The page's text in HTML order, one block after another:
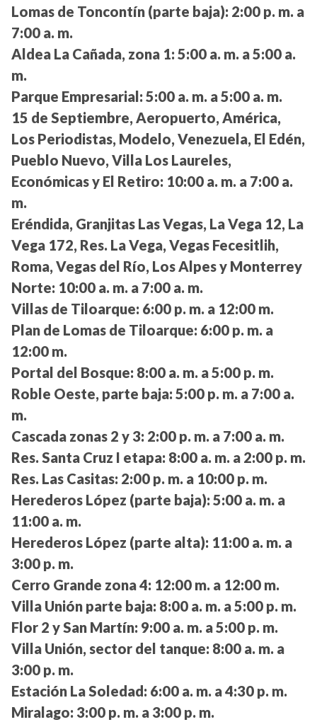
Lomas de Toncontín (parte baja): 2:00 p. m. a
7:00 a. m.
Aldea La Cañada, zona 1: 5:00 a. m. a 5:00 a.
m.
Parque Empresarial: 5:00 a. m. a 5:00 a. m.
15 de Septiembre, Aeropuerto, América,
Los Periodistas, Modelo, Venezuela, El Edén,
Pueblo Nuevo, Villa Los Laureles,
Económicas y El Retiro: 10:00 a. m. a 7:00 a.
m.
Eréndida, Granjitas Las Vegas, La Vega 12, La
Vega 172, Res. La Vega, Vegas Fecesitlih,
Roma, Vegas del Río, Los Alpes y Monterrey
Norte: 10:00 a. m. a 7:00 a. m.
Villas de Tiloarque: 6:00 p. m. a 12:00 m.
Plan de Lomas de Tiloarque: 6:00 p. m. a
12:00 m.
Portal del Bosque: 8:00 a. m. a 5:00 p. m.
Roble Oeste, parte baja: 5:00 p. m. a 7:00 a.
m.
Cascada zonas 2 y 3: 2:00 p. m. a 7:00 a. m.
Res. Santa Cruz I etapa: 8:00 a. m. a 2:00 p. m.
Res. Las Casitas: 2:00 p. m. a 10:00 p. m.
Herederos López (parte baja): 5:00 a. m. a
11:00 a. m.
Herederos López (parte alta): 11:00 a. m. a
3:00 p. m.
Cerro Grande zona 4: 12:00 m. a 12:00 m.
Villa Unión parte baja: 8:00 a. m. a 5:00 p. m.
Flor 2 y San Martín: 9:00 a. m. a 5:00 p. m.
Villa Unión, sector del tanque: 8:00 a. m. a
3:00 p. m.
Estación La Soledad: 6:00 a. m. a 4:30 p. m.
Miralago: 3:00 p. m. a 3:00 p. m.